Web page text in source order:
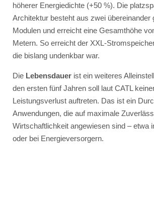
höherer Energiedichte (+50 %). Die
Architektur besteht aus zwei übereinander
Modulen und erreicht eine Gesamthöhe
Metern. So erreicht der XXL-
die bislang undenkbar war.
Die Lebensdauerist ein weiteres
den ersten fünf Jahren soll laut CATL
Leistungsverlust auftreten. Das ist ein
Anwendungen, die auf maximale
Wirtschaftlichkeit angewiesen sind – etwa
oder bei Energieversorgern.